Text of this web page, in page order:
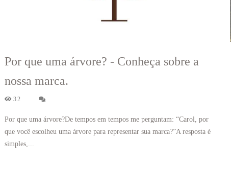
Por que uma árvore? - Conheça sobre a
nossa marca.
32
Por que uma árvore?De tempos em tempos me perguntam: “Carol, por
que você escolheu uma árvore para representar sua marca?”A resposta é
simples,...